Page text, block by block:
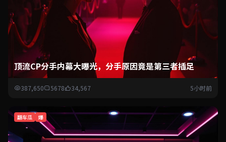
顶流CP分手内幕大曝光，分手原因竟是第三者插足
387,650 5678 34,567 5小时前
翻车瓜 爆